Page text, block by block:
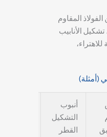
المقاوم
تشكيل الأنابيب
(أمثلة)
أنبوب
التشكيل
القطر